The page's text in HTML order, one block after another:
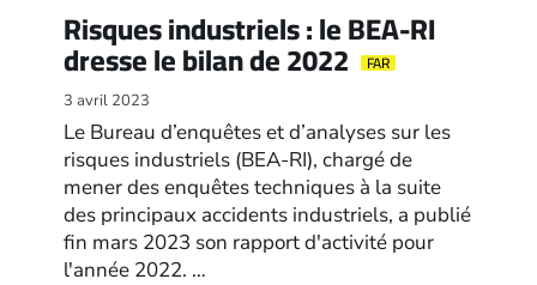
Risques industriels : le BEA-RI
dresse le bilan de 2022 FAR
3 avril 2023
Le Bureau d’enquêtes et d’analyses sur les
risques industriels (BEA-RI), chargé de
mener des enquêtes techniques à la suite
des principaux accidents industriels, a publié
fin mars 2023 son rapport d'activité pour
l'année 2022. …